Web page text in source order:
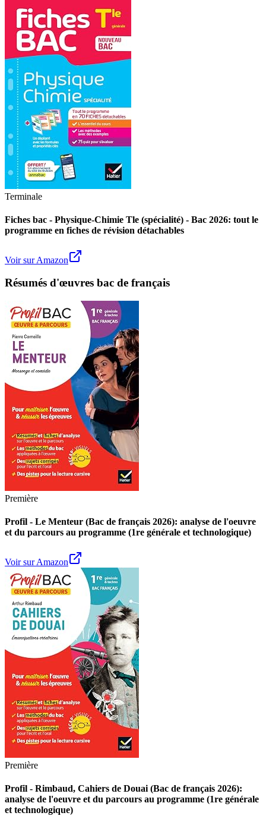
Terminale
Fiches bac - Physique-Chimie Tle (spécialité) - Bac 2026: tout le
programme en fiches de révision détachables
Voir sur Amazon
Résumés d'œuvres bac de français
Première
Profil - Le Menteur (Bac de français 2026): analyse de l'oeuvre
et du parcours au programme (1re générale et technologique)
Voir sur Amazon
Première
Profil - Rimbaud, Cahiers de Douai (Bac de français 2026):
analyse de l'oeuvre et du parcours au programme (1re générale
et technologique)